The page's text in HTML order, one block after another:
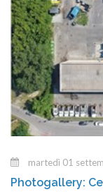
martedì 01
Photogallery: